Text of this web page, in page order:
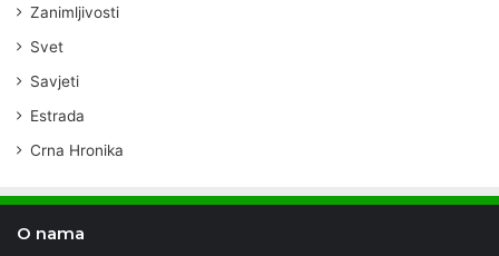
Zanimljivosti
Svet
Savjeti
Estrada
Crna Hronika
O nama